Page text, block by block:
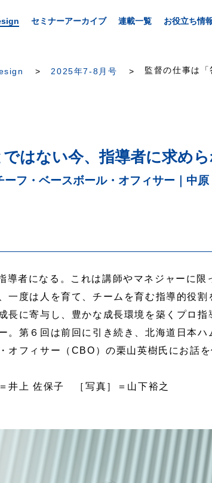
セミナーアーカイブ 連載一覧 お役立ち情
2025年7-8月号 監督の仕事は「
はない今、指導者に求め
フ・ベースボール・オフィサー｜中
導者になる。これは講師やマネジャーに限
一度は人を育て、チームを育む指導的役
長に寄与し、豊かな成長環境を築くプロ指
。第６回は前回に引き続き、北海道日本ハ
オフィサー（CBO）の栗山英樹氏にお話を
＝井上 佐保子 ［写真］＝山下裕之